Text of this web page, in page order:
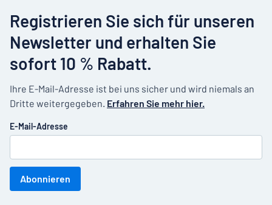
Registrieren Sie sich für unseren
Newsletter und erhalten Sie
sofort 10 % Rabatt.
Ihre E-Mail-Adresse ist bei uns sicher und wird niemals an
Dritte weitergegeben. Erfahren Sie mehr hier.
E-Mail-Adresse
Abonnieren